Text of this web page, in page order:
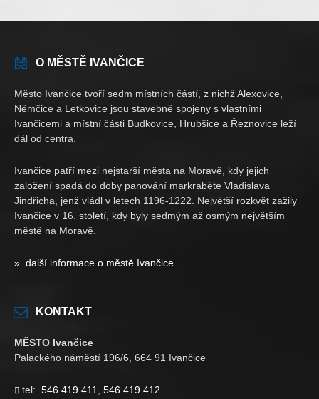
O MĚSTĚ IVANČICE
Město Ivančice tvoří sedm místních částí, z nichž Alexovice,
Němčice a Letkovice jsou stavebně spojeny s vlastními
Ivančicemi a místní části Budkovice, Hrubšice a Řeznovice leží
dál od centra.
Ivančice patří mezi nejstarší města na Moravě, kdy jejich
založení spadá do doby panování markraběte Vladislava
Jindřicha, jenž vládl v letech 1196-1222. Největší rozkvět zažily
Ivančice v 16. století, kdy byly sedmým až osmým největším
městě na Moravě.
» další informace o městě Ivančice
KONTAKT
MĚSTO Ivančice
Palackého náměstí 196/6, 664 91 Ivančice
 tel: 546 419 411 546 419 412